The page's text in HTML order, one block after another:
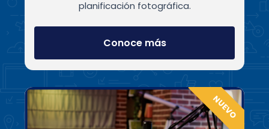
planificación fotográfica.
Conoce más
NUEVO